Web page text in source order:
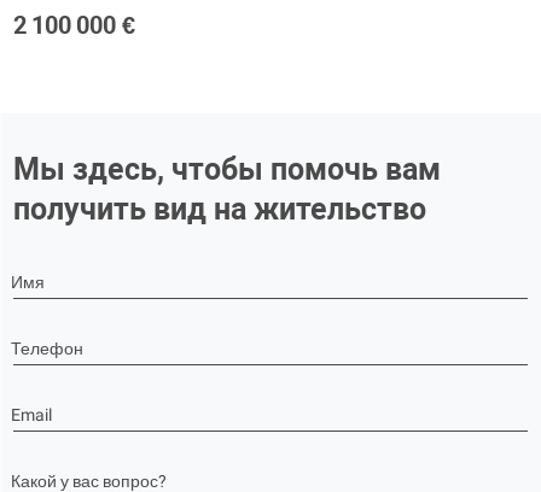
2 100 000 €
Мы здесь, чтобы помочь вам
получить вид на жительство
Имя
Телефон
Email
Какой у вас вопрос?